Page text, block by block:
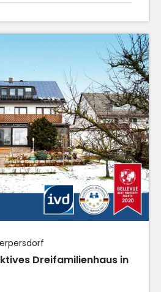
Dreifamilienhaus in